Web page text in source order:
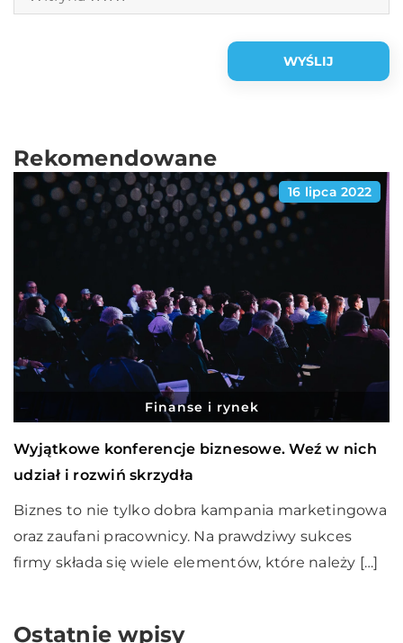
Rekomendowane
16 lipca 2022
Finanse i rynek
Wyjątkowe konferencje biznesowe. Weź w nich
udział i rozwiń skrzydła
Biznes to nie tylko dobra kampania marketingowa
oraz zaufani pracownicy. Na prawdziwy sukces
firmy składa się wiele elementów, które należy […]
Ostatnie wpisy